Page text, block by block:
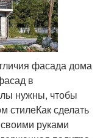
фасада дома
в
нужны, чтобы
стилеКак сделать
руками